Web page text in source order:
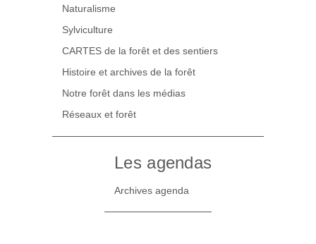
Naturalisme
Sylviculture
CARTES de la forêt et des sentiers
Histoire et archives de la forêt
Notre forêt dans les médias
Réseaux et forêt
Les agendas
Archives agenda